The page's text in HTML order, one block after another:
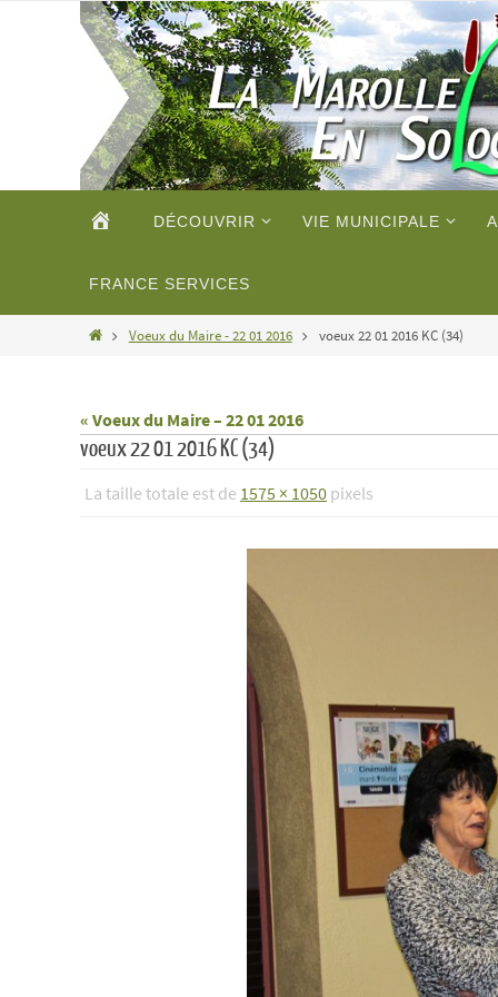
ACCUEILDÉCOUVRIR VIE MUNICIPALE
FRANCE SERVICES
HomeVoeux du Maire - 22 01 2016 voeux 22 01 2016 KC (34)
« Voeux du Maire – 22 01 2016
voeux 22 01 2016 KC (34)
La taille totale est de 1575 × 1050 pixels